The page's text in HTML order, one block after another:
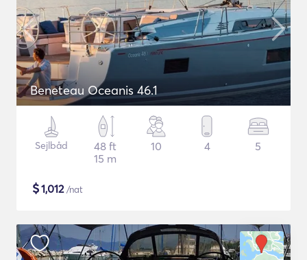
Beneteau Oceanis 46.1
Sejlbåd
48 ft
15 m
10 4 5
$1,012/nat